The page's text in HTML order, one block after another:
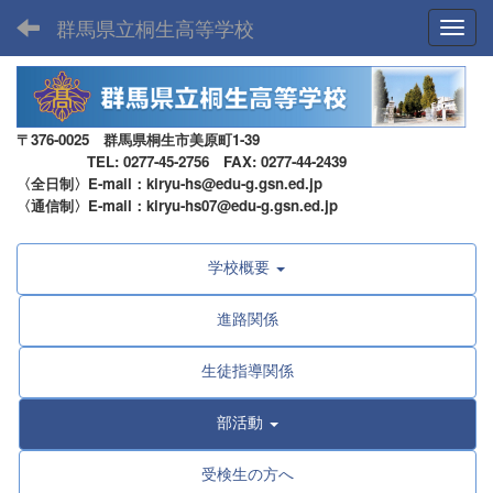
群馬県立桐生高等学校
〒376-0025 群馬県桐生市美原町1-39
TEL: 0277-45-2756 FAX: 0277-44-2439
〈全日制〉E-mail：kiryu-hs@edu-g.gsn.ed.jp
〈通信制〉E-mail：kiryu-hs07@edu-g.gsn.ed.jp
学校概要
進路関係
生徒指導関係
部活動
受検生の方へ